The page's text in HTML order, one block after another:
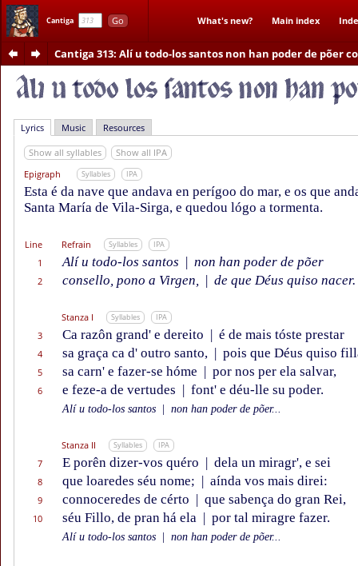
Cantiga Go What's new? Main index
Cantiga 313: Alí u todo-los santos non han poder de põer
Lyrics Music Resources
Show all syllables
Show all IPA
Epigraph
Syllables IPA
Esta é da nave que andava en perígoo do mar, e os que
Santa María de Vila-Sirga, e quedou lógo a tormenta.
Line Refrain Syllables IPA
1 Alí u todo-los santos | non han poder de põer
2 consello, pono a Virgen, | de que Déus quiso nacer.
Stanza I Syllables IPA
3 Ca razôn grand' e dereito | é de mais tóste prestar
4 sa graça ca d' outro santo, | pois que Déus quiso
5 sa carn' e fazer-se hóme | por nos per ela salvar,
6 e feze-a de vertudes | font' e déu-lle su poder.
Alí u todo-los santos non han poder de põer...
Stanza II Syllables IPA
7 E porên dizer-vos quéro | dela un miragr', e sei
8 que loaredes séu nome; | aínda vos mais direi:
9 connoceredes de cérto | que sabença do gran Rei,
10 séu Fillo, de pran há ela | por tal miragre fazer.
Alí u todo-los santos non han poder de põer...